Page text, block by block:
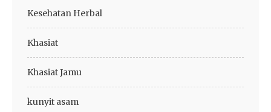
Kesehatan Herbal
Khasiat
Khasiat Jamu
kunyit asam